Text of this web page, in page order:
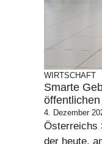
WIRTSCHAFT
Smarte
4. Dezember
Österreichs
der heute,